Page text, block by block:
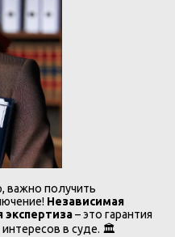
важно получить
Независимая
экспертиза– это гарантия
в суде. 🏛️